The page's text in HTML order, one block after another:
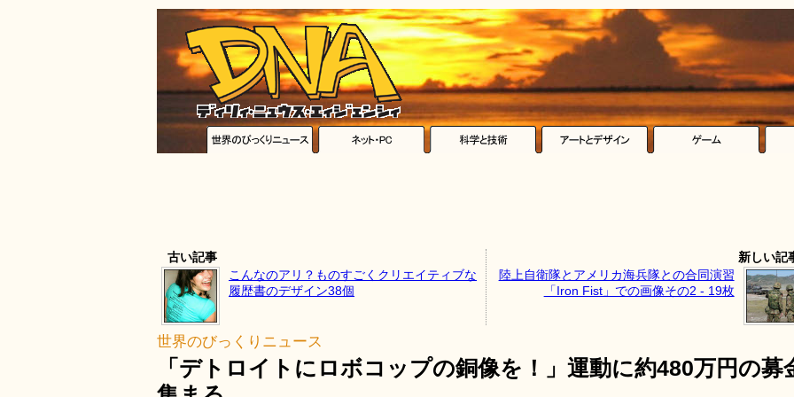
古い記事
こんなのアリ？ものすごくクリエイティブな
履歴書のデザイン38個
新しい記
陸上自衛隊とアメリカ海兵隊との合同演習
「Iron Fist」での画像その2 - 19枚
世界のびっくりニュース
「デトロイトにロボコップの銅像を！」運動に約480万円の募